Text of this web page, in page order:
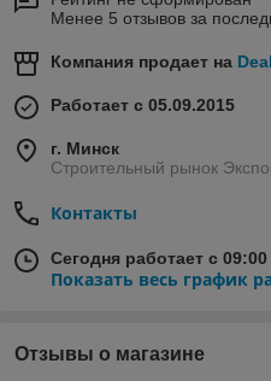
Менее 5 отзывов за
Компания продает на
Работает с 05.09.2015
г. Минск
Строительный рынок
Контакты
Сегодня работает с
Показать весь график
Отзывы о магазине